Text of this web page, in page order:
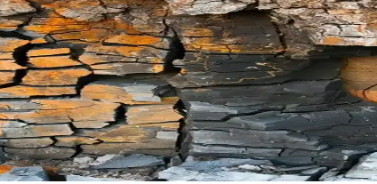
bir takviyedir. Sindirimi kolaylaştırır, bağırsak iltihaplarını
Doğal Takviye Ürünü Özellikleri ve
içeriklerle formüle edilmiş bir takviyedir. Kullanıcı deneyimleri
Yenilikçi Probiyotik Takviyesi
probiyotik formülüyle sindirim ve cilt görünümünü iyileştirir,